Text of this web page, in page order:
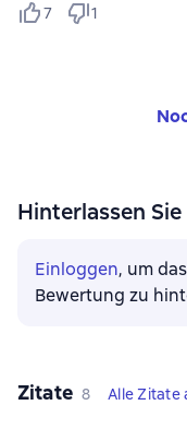
7 1
Hinterlassen
Einloggen, um
Bewertung zu
Zitate 8 Alle Zitate